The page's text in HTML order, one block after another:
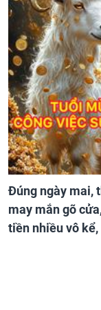
Đúng ngày mai,
may mắn gõ
tiền nhiều vô